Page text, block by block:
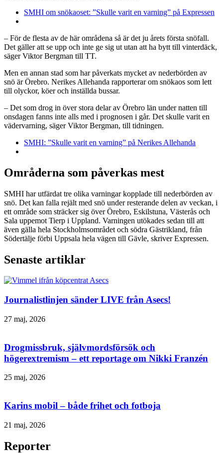
SMHI om snökaoset: ”Skulle varit en varning” på Expressen
– För de flesta av de här områdena så är det ju årets första snöfall.
Det gäller att se upp och inte ge sig ut utan att ha bytt till vinterdäck,
säger Viktor Bergman till TT.
Men en annan stad som har påverkats mycket av nederbörden av
snö är Örebro. Nerikes Allehanda rapporterar om snökaos som lett
till olyckor, köer och inställda bussar.
– Det som drog in över stora delar av Örebro län under natten till
onsdagen fanns inte alls med i prognosen i går. Det skulle varit en
vädervarning, säger Viktor Bergman, till tidningen.
SMHI: ”Skulle varit en varning” på Nerikes Allehanda
Områderna som påverkas mest
SMHI har utfärdat tre olika varningar kopplade till nederbörden av
snö. Det kan falla rejält med snö under resterande delen av veckan, i
ett område som sträcker sig över Örebro, Eskilstuna, Västerås och
Sala uppemot Tierp i Uppland. Varningen utökades sedan till att
även gälla hela Stockholmsområdet och södra Gästrikland, från
Södertälje förbi Uppsala hela vägen till Gävle, skriver Expressen.
Senaste artiklar
Journalistlinjen sänder LIVE från Asecs!
27 maj, 2026
Drogmissbruk, självmordsförsök och
högerextremism – ett reportage om Nikki Franzén
25 maj, 2026
Karins mobil – både frihet och fotboja
21 maj, 2026
Reporter